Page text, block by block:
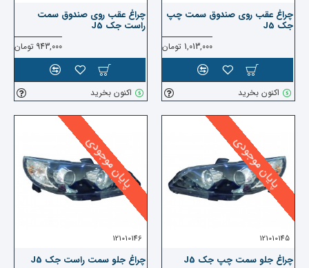
چراغ عقب روی صندوق سمت چپ
جک J5
1,013,000 تومان
اکنون بخرید
چراغ عقب روی صندوق سمت
راست جک J5
943,000 تومان
اکنون بخرید
پایان موجودی
121010145
چراغ جلو سمت چپ جک J5
پایان موجودی
121010146
چراغ جلو سمت راست جک J5